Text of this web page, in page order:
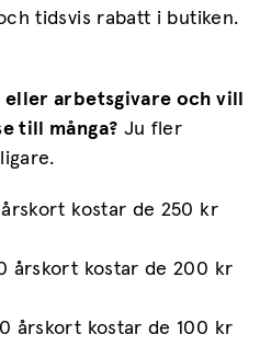
tidsvis rabatt i butiken.
arbetsgivare och vill
till många? Ju fler
kostar de 250 kr
årskort kostar de 200 kr
årskort kostar de 100 kr